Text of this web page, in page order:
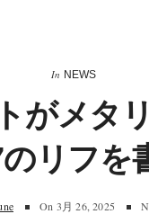
In NEWS
がメタ
リフを
On 3月 26, 2025